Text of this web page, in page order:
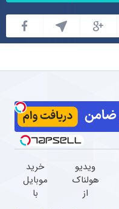
ویدیو
هولناک
از
خرید
موبایل
با